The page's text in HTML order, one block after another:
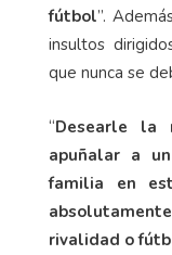
fútbol”.
insultos
que nunca se
“Desearle la
apuñalar a
familia en
rivalidad o